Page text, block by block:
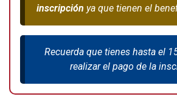
inscripción ya que tienen el
Recuerda que tienes hasta el
realizar el pago de la